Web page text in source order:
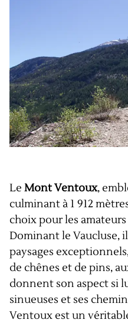
Le Mont Ventoux,
culminant à 1 912
choix pour les
Dominant le Vaucluse,
paysages
de chênes et de pins,
donnent son aspect si
sinueuses et ses
Ventoux est un